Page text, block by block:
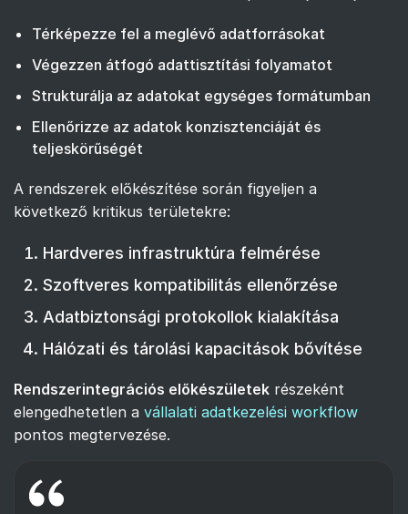
Térképezze fel a meglévő adatforrásokat
Végezzen átfogó adattisztítási folyamatot
Strukturálja az adatokat egységes formátumban
Ellenőrizze az adatok konzisztenciáját és
teljeskörűségét
A rendszerek előkészítése során figyeljen a
következő kritikus területekre:
Hardveres infrastruktúra felmérése
Szoftveres kompatibilitás ellenőrzése
Adatbiztonsági protokollok kialakítása
Hálózati és tárolási kapacitások bővítése
Rendszerintegrációs előkészületek részeként
elengedhetetlen a vállalati adatkezelési workflow
pontos megtervezése.